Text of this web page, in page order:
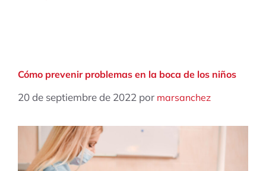
Cómo prevenir problemas en la boca de los niños
20 de septiembre de 2022 por marsanchez